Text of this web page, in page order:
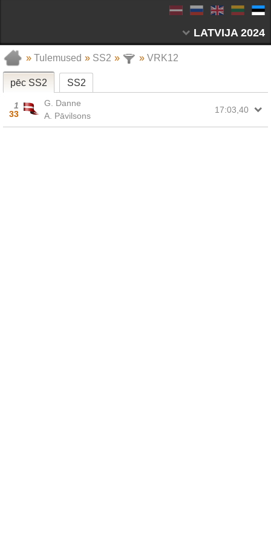
LATVIJA 2024
»Tulemused » SS2 » »VRK12
pēc SS2 SS2
1
33
G. Danne
A. Pāvilsons
17:03,40